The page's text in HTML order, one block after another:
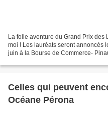
La folle aventure du Grand Prix
moi ! Les lauréats seront annoncés
juin à la Bourse de Commerce-
Celles qui peuvent
Océane Pérona